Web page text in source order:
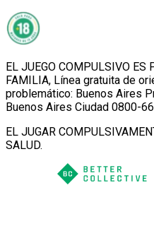
EL JUEGO COMPULSIVO ES
FAMILIA, Línea gratuita de
problemático: Buenos Aires
Buenos Aires Ciudad 0800-
EL JUGAR
SALUD.